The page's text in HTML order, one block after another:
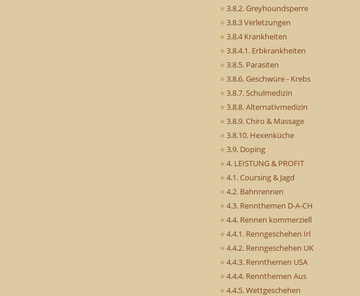
3.8.2. Greyhoundsperre
3.8.3 Verletzungen
3.8.4 Krankheiten
3.8.4.1. Erbkrankheiten
3.8.5. Parasiten
3.8.6. Geschwüre - Krebs
3.8.7. Schulmedizin
3.8.8. Alternativmedizin
3.8.9. Chiro & Massage
3.8.10. Hexenküche
3.9. Doping
4. LEISTUNG & PROFIT
4.1. Coursing & Jagd
4.2. Bahnrennen
4.3. Rennthemen D-A-CH
4.4. Rennen kommerziell
4.4.1. Renngeschehen Irl
4.4.2. Renngeschehen UK
4.4.3. Rennthemen USA
4.4.4. Rennthemen Aus
4.4.5. Wettgeschehen